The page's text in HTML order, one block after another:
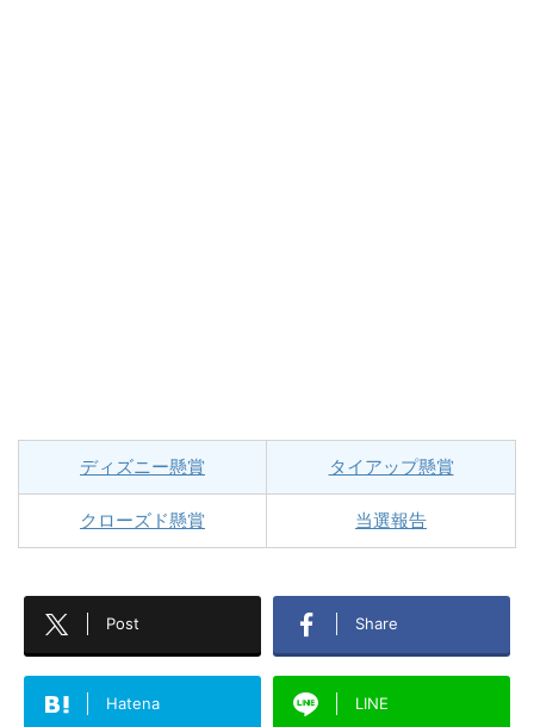
ディズニー懸賞 タイアップ懸賞
クローズド懸賞 当選報告
Post Share
Hatena LINE